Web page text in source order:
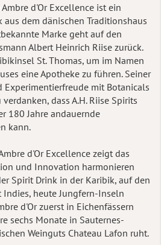
d'Or Excellence ist ein
dem dänischen Traditionshaus
Marke geht auf den
Albert Heinrich Riise zurück.
St. Thomas, um im Namen
eine Apotheke zu führen. Seiner
Experimentierfreude mit Botanicals
dass A.H. Riise Spirits
180 Jahre andauernde
kann.
d'Or Excellence zeigt das
und Innovation harmonieren
Spirit Drink in der Karibik, auf den
Indies, heute Jungfern-Inseln
d'Or zuerst in Eichenfässern
sechs Monate in Sauternes-
Weinguts Chateau Lafon ruht.